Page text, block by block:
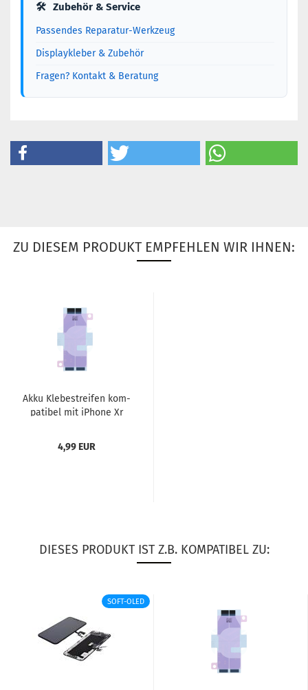
🛠 Zubehör & Service
Passendes Reparatur-Werkzeug
Displaykleber & Zubehör
Fragen? Kontakt & Beratung
ZU DIESEM PRODUKT EMPFEHLEN WIR IHNEN:
Akku Kle­be­strei­fen kom­
pa­ti­bel mit iPho­ne Xr
4,99 EUR
DIESES PRODUKT IST Z.B. KOMPATIBEL ZU:
SOFT-OLED